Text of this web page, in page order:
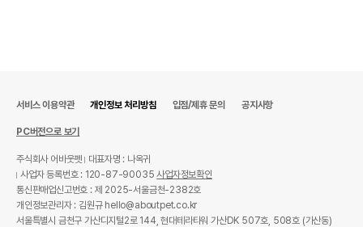
서비스 이용약관 개인정보 처리방침 입점/제휴 문의 공지사항
PC버전으로 보기
주식회사 어바웃펫
대표자명 : 나옥귀
사업자 등록번호 : 120-87-90035사업자정보확인
통신판매업신고번호 : 제 2025-서울금천-2382호
개인정보관리자 : 김원규 hello@aboutpet.co.kr
서울특별시 금천구 가산디지털2로 144, 현대테라타워 가산DK 507호, 508호 (가산동)